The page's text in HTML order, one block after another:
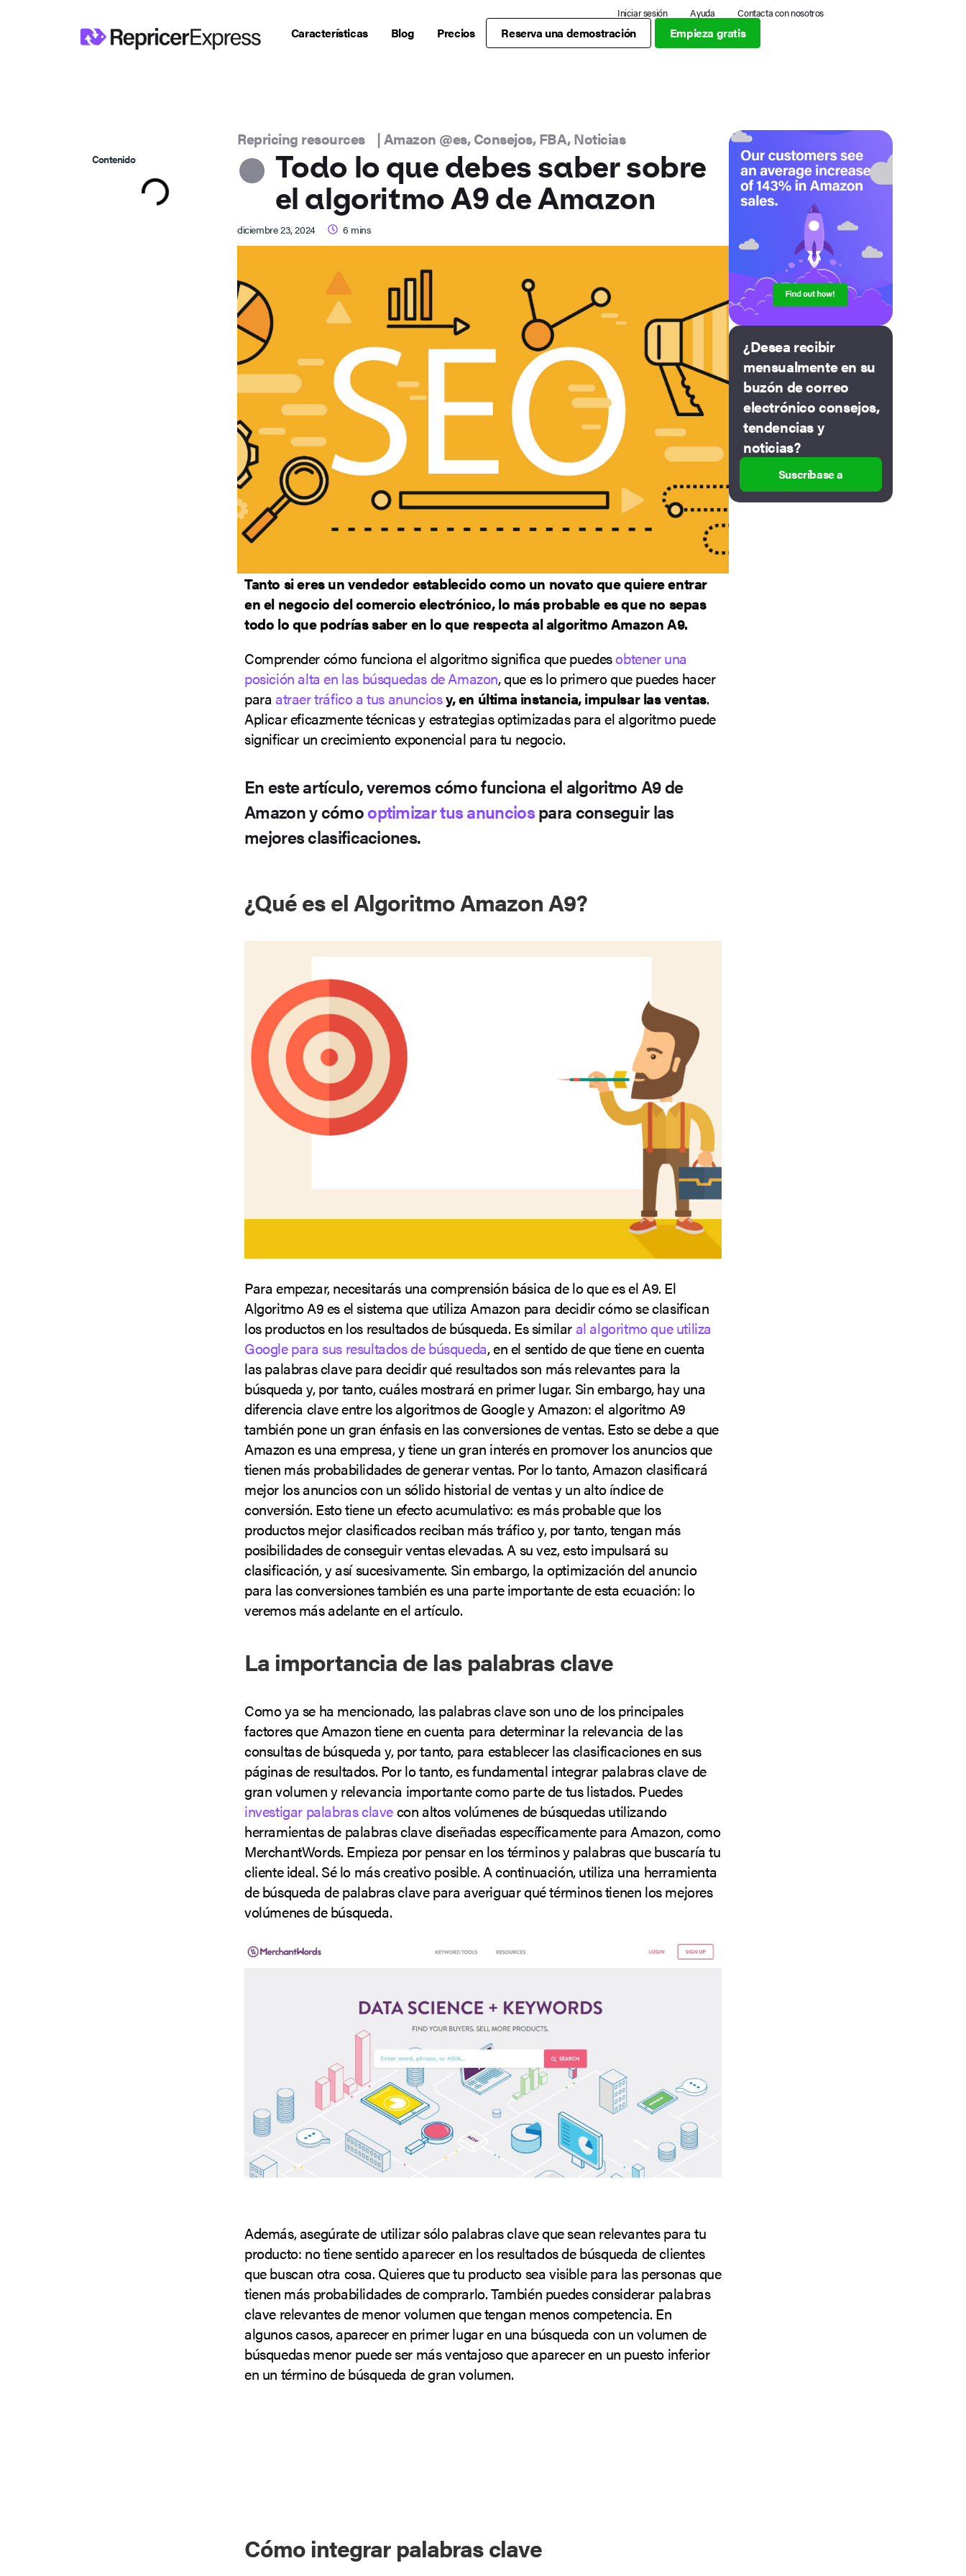
Iniciar sesión Ayuda Contacta con nosotros
Características Blog Precios Reserva una demostración Empieza gratis
Contenido
Repricing resources |Amazon @es,Consejos,FBA,Noticias
Todo lo que debes saber sobre
el algoritmo A9 de Amazon
diciembre 23, 2024 6 mins
Tanto si eres un vendedor establecido como un novato que quiere entrar
en el negocio del comercio electrónico, lo más probable es que no sepas
todo lo que podrías saber en lo que respecta al algoritmo Amazon A9.
Comprender cómo funciona el algoritmo significa que puedesobtener una
posición alta en las búsquedas de Amazon, que es lo primero que puedes hacer
para atraer tráfico a tus anunciosy, en última instancia, impulsar las ventas.
Aplicar eficazmente técnicas y estrategias optimizadas para el algoritmo puede
significar un crecimiento exponencial para tu negocio.
En este artículo, veremos cómo funciona el algoritmo A9 de
Amazon y cómooptimizar tus anunciospara conseguir las
mejores clasificaciones.
¿Qué es el Algoritmo Amazon A9?
Para empezar, necesitarás una comprensión básica de lo que es el A9. El
Algoritmo A9 es el sistema que utiliza Amazon para decidir cómo se clasifican
los productos en los resultados de búsqueda. Es similar al algoritmo que utiliza
Google para sus resultados de búsqueda, en el sentido de que tiene en cuenta
las palabras clave para decidir qué resultados son más relevantes para la
búsqueda y, por tanto, cuáles mostrará en primer lugar. Sin embargo, hay una
diferencia clave entre los algoritmos de Google y Amazon: el algoritmo A9
también pone un gran énfasis en las conversiones de ventas. Esto se debe a que
Amazon es una empresa, y tiene un gran interés en promover los anuncios que
tienen más probabilidades de generar ventas. Por lo tanto, Amazon clasificará
mejor los anuncios con un sólido historial de ventas y un alto índice de
conversión. Esto tiene un efecto acumulativo: es más probable que los
productos mejor clasificados reciban más tráfico y, por tanto, tengan más
posibilidades de conseguir ventas elevadas. A su vez, esto impulsará su
clasificación, y así sucesivamente. Sin embargo, la optimización del anuncio
para las conversiones también es una parte importante de esta ecuación: lo
veremos más adelante en el artículo.
La importancia de las palabras clave
Como ya se ha mencionado, las palabras clave son uno de los principales
factores que Amazon tiene en cuenta para determinar la relevancia de las
consultas de búsqueda y, por tanto, para establecer las clasificaciones en sus
páginas de resultados. Por lo tanto, es fundamental integrar palabras clave de
gran volumen y relevancia importante como parte de tus listados. Puedes
investigar palabras clavecon altos volúmenes de búsquedas utilizando
herramientas de palabras clave diseñadas específicamente para Amazon, como
MerchantWords. Empieza por pensar en los términos y palabras que buscaría tu
cliente ideal. Sé lo más creativo posible. A continuación, utiliza una herramienta
de búsqueda de palabras clave para averiguar qué términos tienen los mejores
volúmenes de búsqueda.
Además, asegúrate de utilizar sólo palabras clave que sean relevantes para tu
producto: no tiene sentido aparecer en los resultados de búsqueda de clientes
que buscan otra cosa. Quieres que tu producto sea visible para las personas que
tienen más probabilidades de comprarlo. También puedes considerar palabras
clave relevantes de menor volumen que tengan menos competencia. En
algunos casos, aparecer en primer lugar en una búsqueda con un volumen de
búsquedas menor puede ser más ventajoso que aparecer en un puesto inferior
en un término de búsqueda de gran volumen.
Cómo integrar palabras clave
¿Desea recibir
mensualmente en su
buzón de correo
electrónico consejos,
tendencias y
noticias?
Suscríbase a